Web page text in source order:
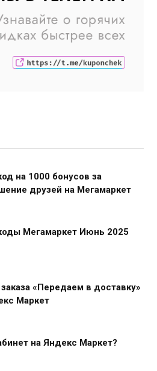
на 1000 бонусов за
друзей на Мегамаркет
Мегамаркет Июнь 2025
«Передаем в доставку»
Маркет
на Яндекс Маркет?